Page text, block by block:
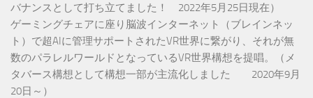
バナンスとして打ち立てました！ 2022年5月25日現在）
ゲーミングチェアに座り脳波インターネット（ブレインネッ
ト）で超AIに管理サポートされたVR世界に繋がり、それが無
数のパラレルワールドとなっているVR世界構想を提唱。（メ
タバース構想として構想一部が主流化しました 2020年9月
20日～）